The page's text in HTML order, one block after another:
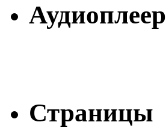
Аудиоплеер
Страницы